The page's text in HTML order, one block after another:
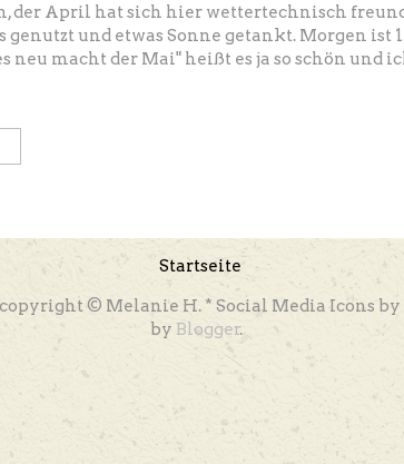
der April hat sich hier wettertechnisch
genutzt und etwas Sonne getankt. Morgen ist
neu macht der Mai" heißt es ja so schön und
Startseite
© Melanie H. * Social Media Icons by
by Blogger.